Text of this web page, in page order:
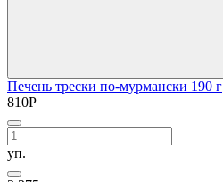
Печень трески по-мурмански 190 г
810Р
уп.